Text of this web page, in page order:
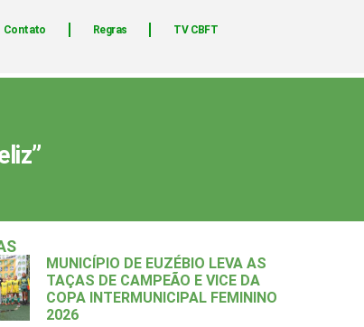
Contato Regras TV CBFT
MUNICÍPIO DE EUZÉBIO LEVA AS
TAÇAS DE CAMPEÃO E VICE DA
COPA INTERMUNICIPAL FEMININO
2026